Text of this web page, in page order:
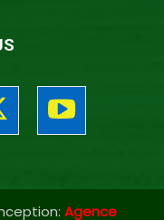
Agence